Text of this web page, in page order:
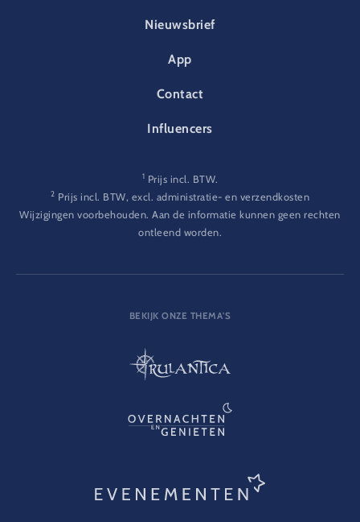
FOOTER-PARK
Nieuwsbrief
App
Contact
Influencers
1 Prijs incl. BTW.
2 Prijs incl. BTW, excl. administratie- en verzendkosten
Wijzigingen voorbehouden. Aan de informatie kunnen geen rechten
ontleend worden.
BEKIJK ONZE THEMA'S